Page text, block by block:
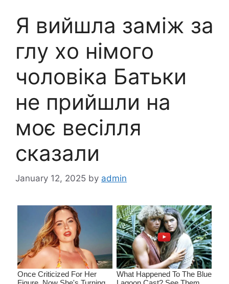
Я вийшла заміж за
глy хo німого
чоловіка Батьки
не прийшли на
моє весілля
сказали
January 12, 2025 by admin